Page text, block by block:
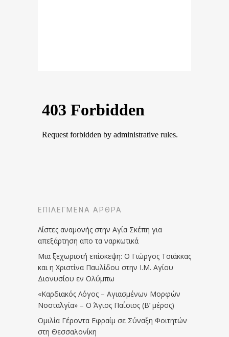
ΕΠΙΛΕΓΜΈΝΑ ΆΡΘΡΑ
Λίστες αναμονής στην Αγία Σκέπη για
απεξάρτηση απο τα ναρκωτικά
Μια ξεχωριστή επίσκεψη: Ο Γιώργος Τσιάκκας
και η Χριστίνα Παυλίδου στην Ι.Μ. Αγίου
Διονυσίου εν Ολύμπω
«Καρδιακός Λόγος – Αγιασμένων Μορφών
Νοσταλγία» – Ο Άγιος Παΐσιος (Β’ μέρος)
Ομιλία Γέροντα Εφραίμ σε Σύναξη Φοιτητών
στη Θεσσαλονίκη